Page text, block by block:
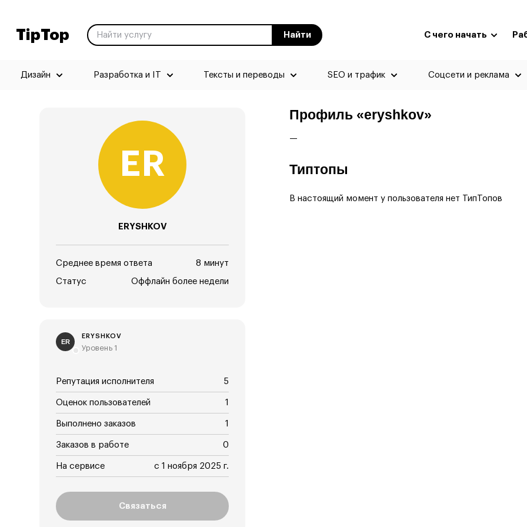
TipTop Найти С чего начать
Дизайн Разработка и IT Тексты и переводы SEO и трафик Соцсети и реклама
ERYSHKOV
Среднее время ответа 8 минут
Статус Оффлайн более недели
ER
ERYSHKOV
Уровень 1
Репутация исполнителя 5
Оценок пользователей 1
Выполнено заказов 1
Заказов в работе 0
На сервисе с 1 ноября 2025 г.
Связаться
Профиль «eryshkov»
—
Типтопы
В настоящий момент у пользователя нет ТипТопов